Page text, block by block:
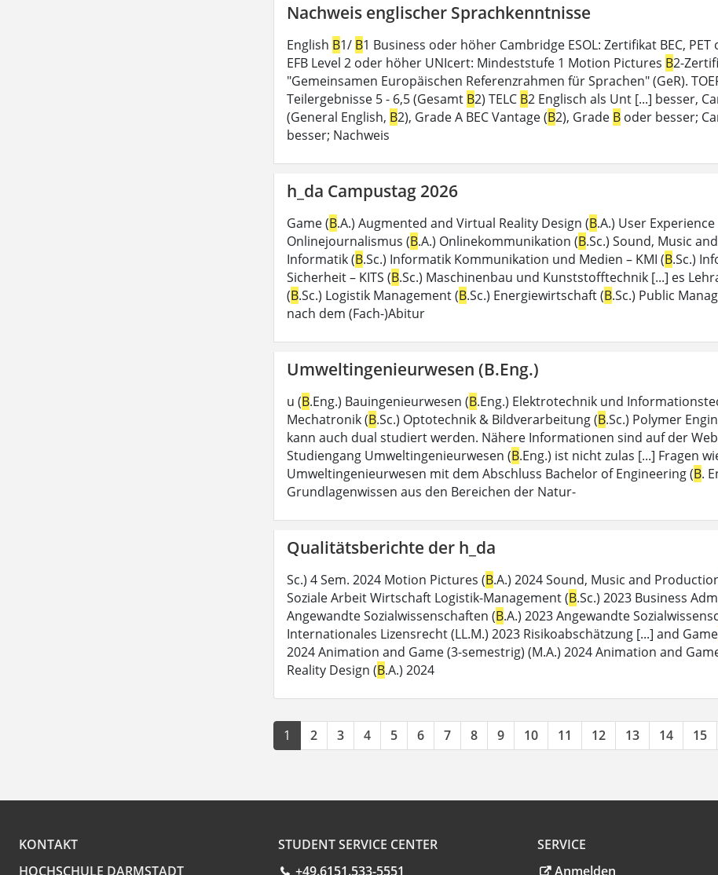
Nachweis englischer Sprachkenntnisse
English B1/ B1 Business oder höher Cambridge ESOL: Zertifikat BEC,
EFB Level 2 oder höher UNIcert: Mindeststufe 1 Motion Pictures B2-
"Gemeinsamen Europäischen Referenzrahmen für Sprachen" (GeR).
Teilergebnisse 5 - 6,5 (Gesamt B2) TELC B2 Englisch als Unt [...] besser,
(General English, B2), Grade A BEC Vantage (B2), Grade B oder besser;
besser; Nachweis
h_da Campustag 2026
Game (B.A.) Augmented and Virtual Reality Design (B.A.) User
Onlinejournalismus (B.A.) Onlinekommunikation (B.Sc.) Sound, Music
Informatik (B.Sc.) Informatik Kommunikation und Medien – KMI (B.Sc.)
Sicherheit – KITS (B.Sc.) Maschinenbau und Kunststofftechnik [...] es
(B.Sc.) Logistik Management (B.Sc.) Energiewirtschaft (B.Sc.) Public
nach dem (Fach-)Abitur
Umweltingenieurwesen (B.Eng.)
u (B.Eng.) Bauingenieurwesen (B.Eng.) Elektrotechnik und
Mechatronik (B.Sc.) Optotechnik & Bildverarbeitung (B.Sc.) Polymer
kann auch dual studiert werden. Nähere Informationen sind auf der
Studiengang Umweltingenieurwesen (B.Eng.) ist nicht zulas [...] Fragen
Umweltingenieurwesen mit dem Abschluss Bachelor of Engineering (B.
Grundlagenwissen aus den Bereichen der Natur-
Qualitätsberichte der h_da
Sc.) 4 Sem. 2024 Motion Pictures (B.A.) 2024 Sound, Music and
Soziale Arbeit Wirtschaft Logistik-Management (B.Sc.) 2023 Business
Angewandte Sozialwissenschaften (B.A.) 2023 Angewandte
Internationales Lizensrecht (LL.M.) 2023 Risikoabschätzung [...] and
2024 Animation and Game (3-semestrig) (M.A.) 2024 Animation and
Reality Design (B.A.) 2024
1 2 3 4 5 6 7 8 9 10 11 12 13 14 15
KONTAKT
HOCHSCHULE DARMSTADT
STUDENT SERVICE CENTER
+49.6151.533-5551
SERVICE
Anmelden